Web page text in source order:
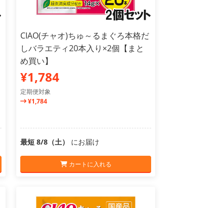
CIAO(チャオ)ちゅ～るまぐろ本格だ
しバラエティ20本入り×2個【まと
め買い】
¥1,784
定期便対象
¥1,784
最短 8/8（土） にお届け
カートに入れる